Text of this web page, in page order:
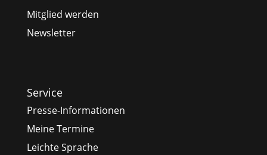
Mitglied werden
Newsletter
Service
Presse-Informationen
Meine Termine
Leichte Sprache